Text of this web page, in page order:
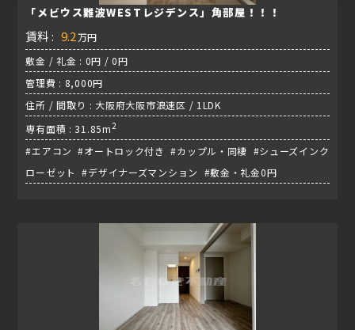
「メビウス難波WESTレジデンス」角部屋！！！
賃料 : 9.2 万円
敷金 / 礼金 : 0円 / 0円
管理費 : 8,000円
住所 / 間取り : 大阪府大阪市浪速区 / 1LDK
専有面積 : 31.85m2
#エアコン #オートロック付き #カップル・同棲 #シューズインク
ローゼット #デザイナーズマンション #敷金・礼金0円